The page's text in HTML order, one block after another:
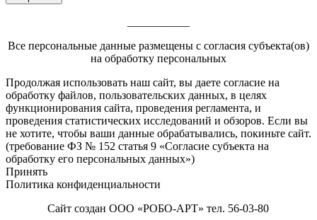
Все персональные данные размещены с согласия субъекта(ов)
на обработку персональных
Footer
Content
Продолжая использовать наш сайт, вы даете согласие на
обработку файлов, пользовательских данных, в целях
функционирования сайта, проведения регламента, и
проведения статистических исследований и обзоров. Если вы
не хотите, чтобы ваши данные обрабатывались, покиньте сайт.
(требование ФЗ № 152 статья 9 «Согласие субъекта на
обработку его персональных данных»)
Принять
Политика конфиденциальности
Сайт создан ООО «РОБО-АРТ» тел. 56-03-80